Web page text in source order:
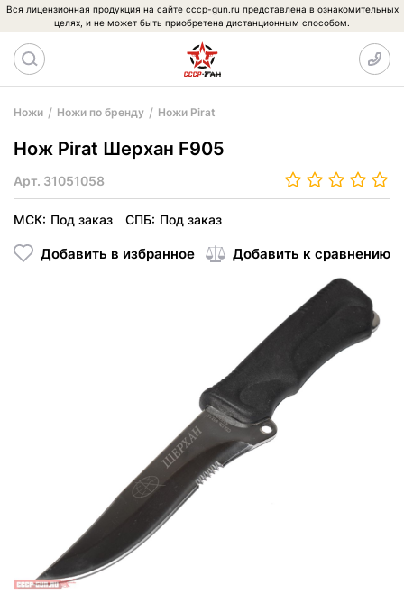
Вся лицензионная продукция на сайте cccp-gun.ru представлена в ознакомительных
целях, и не может быть приобретена дистанционным способом.
Ножи Ножи по бренду Ножи Pirat
Нож Pirat Шерхан F905
Арт. 31051058
МСК: Под заказ СПБ: Под заказ
Добавить в избранное Добавить к сравнению